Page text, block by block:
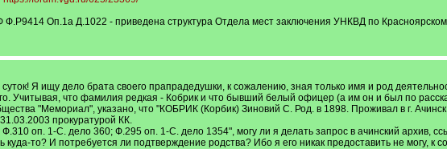
Оп.1а Д.1022 - приведена структура Отдела мест заключения УНКВД по
Я ищу дело брата своего прапрадедушки, к сожалению, зная только имя и род
Учитывая, что фамилия редкая - Кобрик и что бывший белый офицер (а им он и был по
"Мемориал", указано, что "КОБРИК (Корбик) Зиновий С. Род. в 1898. Проживал в г.
прокуратурой КК.
Ф.310 оп. 1-С. дело 360; Ф.295 оп. 1-С. дело 1354", могу ли я делать запрос в ачинский
куда-то? И потребуется ли подтверждение родства? Ибо я его никак предоставить не могу, к